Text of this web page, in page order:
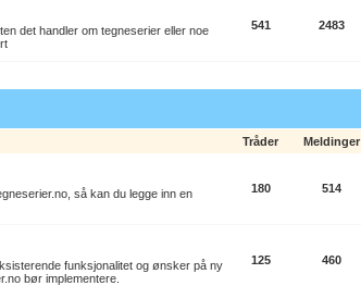
det handler om tegneserier eller noe
541 2483
Tråder Meldinger
så kan du legge inn en
180 514
funksjonalitet og ønsker på ny
bør implementere.
125 460